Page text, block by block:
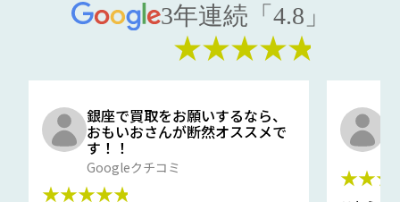
3年連続「4.8」
★★★★★
銀座で買取をお願いするなら、
おもいおさんが断然オススメで
す！！
Googleクチコミ
★★★★★